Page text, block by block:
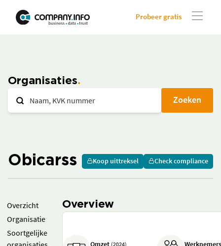
Probeer gratis
Organisaties
Zoeken
Obicarss Koop uittreksel Check compliance
Overzicht
Organisatie
Soortgelijke
Overview
Omzet (2024)